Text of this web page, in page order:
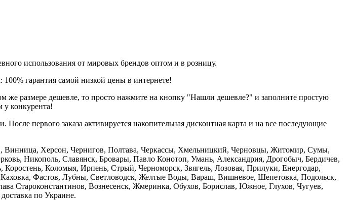
использования от мировых брендов оптом и в розницу.
100% гарантия самой низкой цены в интернете!
размере дешевле, то просто нажмите на кнопку "Нашли дешевле?" и заполните простую
у конкурента!
первого заказа активируется накопительная дисконтная карта и на все последующие
Винница, Херсон, Чернигов, Полтава, Черкассы, Хмельницкий, Черновцы, Житомир, Сумы,
Никополь, Славянск, Бровары, Павло Конотоп, Умань, Александрия, Дрогобыч, Бердичев,
Коломыя, Ирпень, Стрый, Черноморск, Звягель, Лозовая, Прилуки, Енергодар,
Фастов, Лубны, Светловодск, Желтые Воды, Вараш, Вишневое, Шепетовка, Подольск,
Староконстантинов, Вознесенск, Жмеринка, Обухов, Борислав, Южное, Глухов, Чугуев,
по Украине.